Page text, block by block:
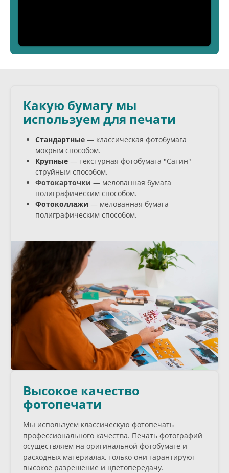
Какую бумагу мы
используем для печати
Стандартные — классическая фотобумага
мокрым способом.
Крупные — текстурная фотобумага "Сатин"
струйным способом.
Фотокарточки — мелованная бумага
полиграфическим способом.
Фотоколлажи — мелованная бумага
полиграфическим способом.
Высокое качество
фотопечати
Мы используем классическую фотопечать
профессионального качества. Печать фотографий
осуществляем на оригинальной фотобумаге и
расходных материалах, только они гарантируют
высокое разрешение и цветопередачу.